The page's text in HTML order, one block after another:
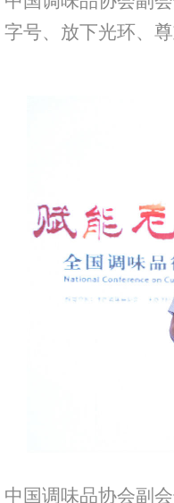
字号、放下光环、
中国调味品协会副